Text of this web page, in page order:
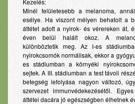
Kezelés:
Minél felületesebb a melanoma,
esélye. Ha viszont mélyen behatolt a
áttétet adott a nyirok- és vérereken át,
éven belül halált okoz. A
különböztetik meg. Az I-es
nyirokcsomók normálisak, ekkor a
es stádiumban a környéki
sejtek. A III. stádiumban a test távoli
betegség lefolyása nagyon változó,
szervezet immunvédekezésétől.
áttétei dacára jó egészségben élhetnek